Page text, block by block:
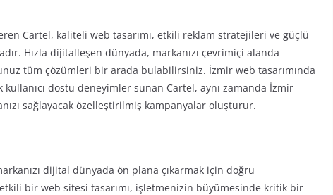
Cartel, kaliteli web tasarımı, etkili reklam stratejileri ve güçlü
Hızla dijitalleşen dünyada, markanızı çevrimiçi alanda
tüm çözümleri bir arada bulabilirsiniz. İzmir web tasarımında
dostu deneyimler sunan Cartel, aynı zamanda İzmir
sağlayacak özelleştirilmiş kampanyalar oluşturur.
dijital dünyada ön plana çıkarmak için doğru
bir web sitesi tasarımı, işletmenizin büyümesinde kritik bir